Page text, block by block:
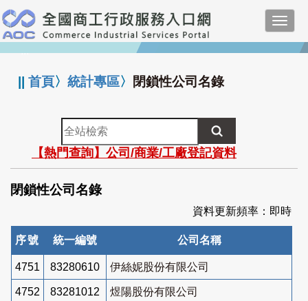
跳
到
主
要
:::
||首頁〉統計專區〉 閉鎖性公司名錄
全
站
檢
索
【熱門查詢】公司/商業/工廠登記資料
閉鎖性公司名錄
資料更新頻率：即時
序號 統一編號 公司名稱
4751 83280610 伊絲妮股份有限公司
4752 83281012 煜陽股份有限公司